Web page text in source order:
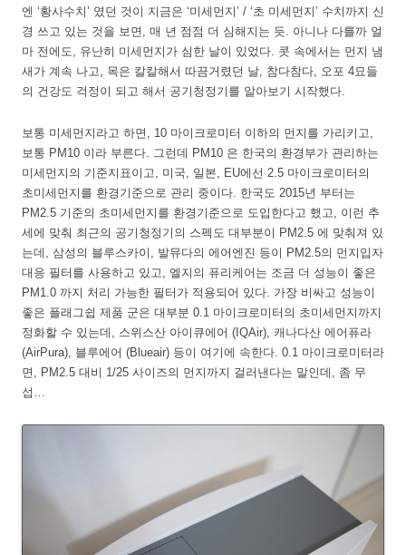
엔 ‘황사수치’ 였던 것이 지금은 ‘미세먼지’ / ‘초 미세먼지’ 수치까지 신
경 쓰고 있는 것을 보면, 매 년 점점 더 심해지는 듯. 아니나 다를까 얼
마 전에도, 유난히 미세먼지가 심한 날이 있었다. 콧 속에서는 먼지 냄
새가 계속 나고, 목은 칼칼해서 따끔거렸던 날, 참다참다, 오포 4묘들
의 건강도 걱정이 되고 해서 공기청정기를 알아보기 시작했다.
보통 미세먼지라고 하면, 10 마이크로미터 이하의 먼지를 가리키고,
보통 PM10 이라 부른다. 그런데 PM10 은 한국의 환경부가 관리하는
미세먼지의 기준지표이고, 미국, 일본, EU에선 2.5 마이크로미터의
초미세먼지를 환경기준으로 관리 중이다. 한국도 2015년 부터는
PM2.5 기준의 초미세먼지를 환경기준으로 도입한다고 했고, 이런 추
세에 맞춰 최근의 공기청정기의 스펙도 대부분이 PM2.5 에 맞춰져 있
는데, 삼성의 블루스카이, 발뮤다의 에어엔진 등이 PM2.5의 먼지입자
대응 필터를 사용하고 있고, 엘지의 퓨리케어는 조금 더 성능이 좋은
PM1.0 까지 처리 가능한 필터가 적용되어 있다. 가장 비싸고 성능이
좋은 플래그쉽 제품 군은 대부분 0.1 마이크로미터의 초미세먼지까지
정화할 수 있는데, 스위스산 아이큐에어 (IQAir), 캐나다산 에어퓨라
(AirPura), 블루에어 (Blueair) 등이 여기에 속한다. 0.1 마이크로미터라
면, PM2.5 대비 1/25 사이즈의 먼지까지 걸러낸다는 말인데, 좀 무
섭…